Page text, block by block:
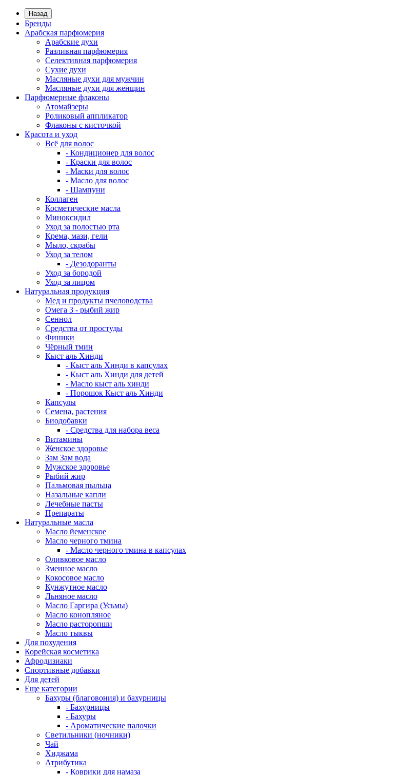
Назад
Бренды
Арабская парфюмерия
Арабские духи
Разливная парфюмерия
Селективная парфюмерия
Сухие духи
Масляные духи для мужчин
Масляные духи для женщин
Парфюмерные флаконы
Атомайзеры
Роликовый аппликатор
Флаконы с кисточкой
Красота и уход
Всё для волос
- Кондиционер для волос
- Краски для волос
- Маски для волос
- Масло для волос
- Шампуни
Коллаген
Косметические масла
Миноксидил
Уход за полостью рта
Крема, мази, гели
Мыло, скрабы
Уход за телом
- Дезодоранты
Уход за бородой
Уход за лицом
Натуральная продукция
Мед и продукты пчеловодства
Омега 3 - рыбий жир
Сеннол
Средства от простуды
Финики
Чёрный тмин
Кыст аль Хинди
- Кыст аль Хинди в капсулах
- Кыст аль Хинди для детей
- Масло кыст аль хинди
- Порошок Кыст аль Хинди
Капсулы
Семена, растения
Биодобавки
- Средства для набора веса
Витамины
Женское здоровье
Зам Зам вода
Мужское здоровье
Рыбий жир
Пальмовая пыльца
Назальные капли
Лечебные пасты
Препараты
Натуральные масла
Масло йеменское
Масло черного тмина
- Масло черного тмина в капсулах
Оливковое масло
Змеиное масло
Кокосовое масло
Кунжутное масло
Льняное масло
Масло Гаргира (Усьмы)
Масло конопляное
Масло расторопши
Масло тыквы
Для похудения
Корейская косметика
Афродизиаки
Спортивные добавки
Для детей
Еще категории
Бахуры (благовония) и бахурницы
- Бахурницы
- Бахуры
- Ароматические палочки
Светильники (ночники)
Чай
Хиджама
Атрибутика
- Коврики для намаза